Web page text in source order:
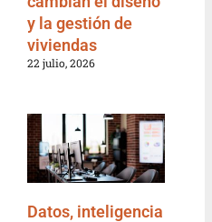
y la gestión de
viviendas
22 julio, 2026
Datos, inteligencia